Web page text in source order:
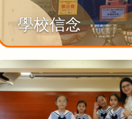
學校信念